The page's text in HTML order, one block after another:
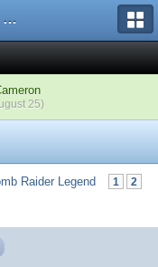
TombRaider.Ru - Форумы
25)
Raider Legend 1
2